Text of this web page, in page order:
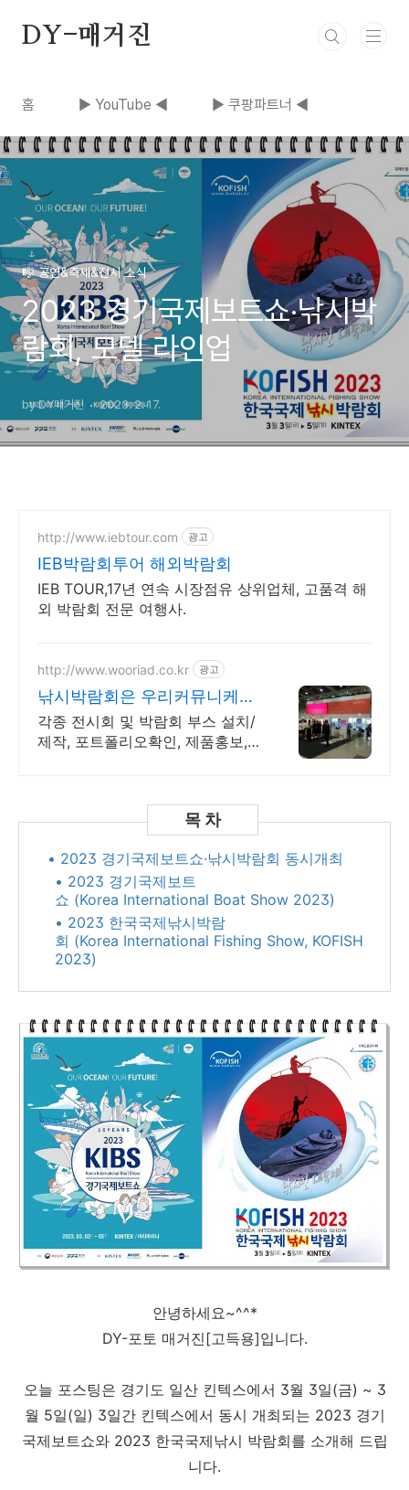
DY-매거진
홈 ▶ YouTube ◀ ▶ 쿠팡파트너 ◀
🎼 공연&축제&전시 소식
2023 경기국제보트쇼·낚시박
람회, 모델 라인업
by DY매거진 2023. 2. 17.
http://www.iebtour.com 광고
IEB박람회투어 해외박람회
IEB TOUR,17년 연속 시장점유 상위업체, 고품격 해
외 박람회 전문 여행사.
http://www.wooriad.co.kr 광고
낚시박람회은 우리커뮤니케이
션 20년 경력의 전시/부스전문
각종 전시회 및 박람회 부스 설치/
제작, 포트폴리오확인, 제품홍보,
• 2023 경기국제보트쇼·낚시박람회 동시개최
• 2023 경기국제보트
쇼 (Korea International Boat Show 2023)
• 2023 한국국제낚시박람
회 (Korea International Fishing Show, KOFISH
2023)
안녕하세요~^^*
DY-포토 매거진[고득용]입니다.
오늘 포스팅은 경기도 일산 킨텍스에서 3월 3일(금) ~ 3
월 5일(일) 3일간 킨텍스에서 동시 개최되는 2023 경기
국제보트쇼와 2023 한국국제낚시 박람회를 소개해 드립
니다.